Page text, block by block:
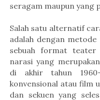
seragam maupun yang
Salah satu alternatif
adalah dengan metode
sebuah format
narasi yang
di akhir tahun
konvensional atau film
dan sekuen yang